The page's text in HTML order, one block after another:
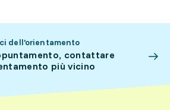
dell’orientamento
contattare
più vicino